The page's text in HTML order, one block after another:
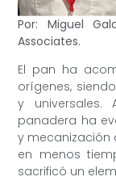
Por: Miguel
Associates.
El pan ha
orígenes,
y
panadera ha
y mecanización
en menos
sacrificó un